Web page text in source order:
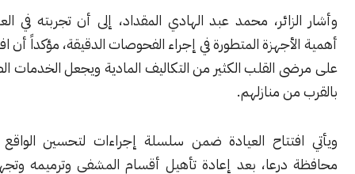
محمد عبد الهادي المقداد، إلى أن تجربته في العيادة أثبتت
المتطورة في إجراء الفحوصات الدقيقة، مؤكداً أن افتتاحها يوفر
القلب الكثير من التكاليف المادية ويجعل الخدمات الطبية متاحة
منازلهم.
العيادة ضمن سلسلة إجراءات لتحسين الواقع الصحي في
بعد إعادة تأهيل أقسام المشفى وترميمه وتجهيزه بأحدث